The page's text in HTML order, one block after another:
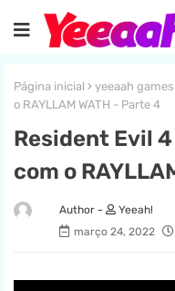
Página inicial yeeaah games
o RAYLLAM WATH - Parte 4
Resident Evil
com o
Yeeah!
março 24, 2022